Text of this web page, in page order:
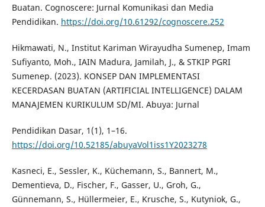
Buatan. Cognoscere: Jurnal Komunikasi dan Media
Pendidikan. https://doi.org/10.61292/cognoscere.252
Hikmawati, N., Institut Kariman Wirayudha Sumenep, Imam
Sufiyanto, Moh., IAIN Madura, Jamilah, J., & STKIP PGRI
Sumenep. (2023). KONSEP DAN IMPLEMENTASI
KECERDASAN BUATAN (ARTIFICIAL INTELLIGENCE) DALAM
MANAJEMEN KURIKULUM SD/MI. Abuya: Jurnal
Pendidikan Dasar, 1(1), 1–16.
https://doi.org/10.52185/abuyaVol1iss1Y2023278
Kasneci, E., Sessler, K., Küchemann, S., Bannert, M.,
Dementieva, D., Fischer, F., Gasser, U., Groh, G.,
Günnemann, S., Hüllermeier, E., Krusche, S., Kutyniok, G.,